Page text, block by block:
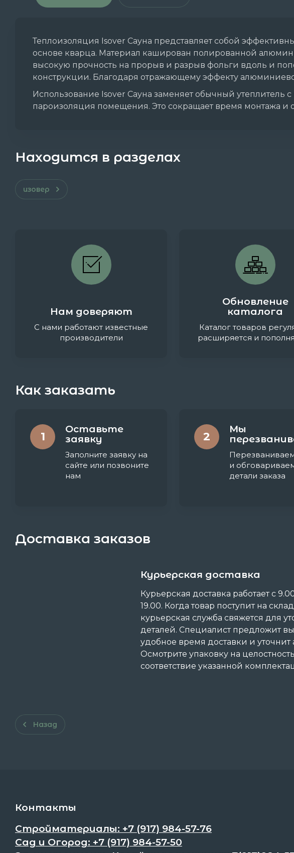
Теплоизоляция Isover Сауна представляет собой
основе кварца. Материал каширован полированной
высокую прочность на прорыв и разрыв фольги вдоль и
конструкции. Благодаря отражающему эффекту
Использование Isover Сауна заменяет обычный утеплитель
пароизоляция помещения. Это сокращает время монтажа и
Находится в разделах
изовер
Нам доверяют
С нами работают известные
производители
Обновление
каталога
Каталог товаров
расширяется и
Как заказать
1
Оставьте
заявку
Заполните заявку на
сайте или позвоните
нам
2
Мы
и
детали заказа
Доставка заказов
Курьерская доставка
Курьерская доставка работает с
19.00. Когда товар поступит на
курьерская служба свяжется для
деталей. Специалист предложит
удобное время доставки и уточнит
Осмотрите упаковку на
соответствие указанной
Назад
Контакты
Стройматериалы: +7 (917) 984-57-76
Сад и Огород: +7 (917) 984-57-50